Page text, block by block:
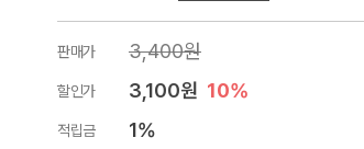
판매가 3,400원
할인가 3,100원 10%
적립금 1%